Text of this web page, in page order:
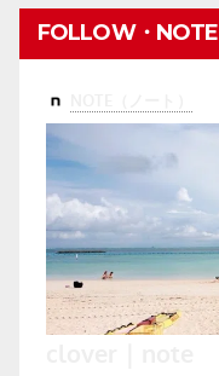
FOLLOW・NOTE